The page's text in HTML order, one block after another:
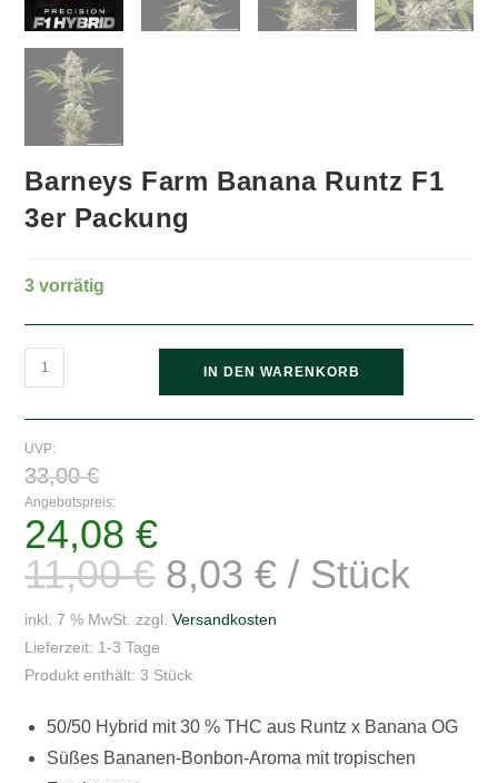
Barneys Farm Banana Runtz F1
3er Packung
3 vorrätig
Barneys
Farm
Banana
Runtz
F1
3er
Packung
Menge
IN DEN WARENKORB
UVP:
33,00€Preis
33,00 €
Angebotspreis:
24,08€Aktueller
Preis
24,08 €.
11,00€ 8,03€ / Stück
inkl. 7 % MwSt. zzgl.Versandkosten
Lieferzeit: 1-3 Tage
Produkt enthält: 3 Stück
50/50 Hybrid mit 30 % THC aus Runtz x Banana OG
Süßes Bananen-Bonbon-Aroma mit tropischen